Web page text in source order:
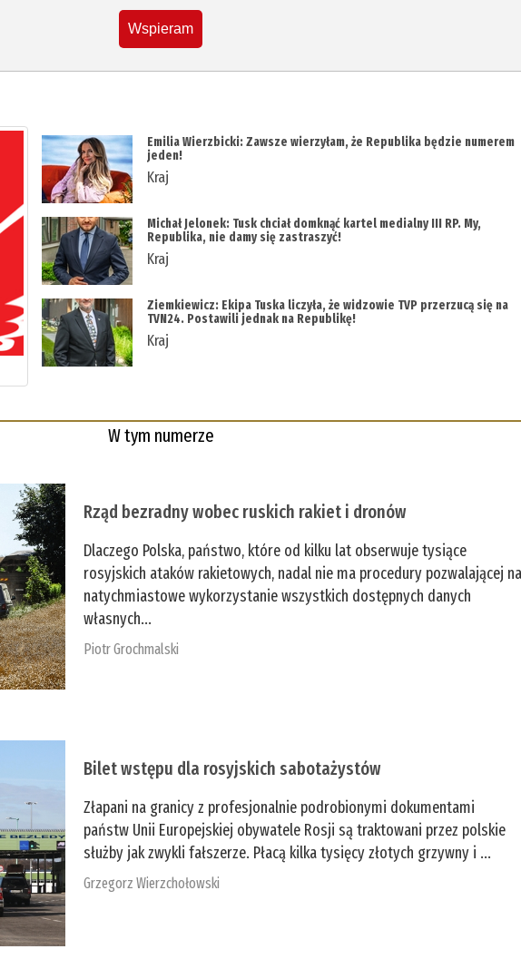
Wspieram
Emilia Wierzbicki: Zawsze wierzyłam, że Republika będzie numerem
jeden!
Kraj
Michał Jelonek: Tusk chciał domknąć kartel medialny III RP. My,
Republika, nie damy się zastraszyć!
Kraj
Ziemkiewicz: Ekipa Tuska liczyła, że widzowie TVP przerzucą się na
TVN24. Postawili jednak na Republikę!
Kraj
W tym numerze
Rząd bezradny wobec ruskich rakiet i dronów
Dlaczego Polska, państwo, które od kilku lat obserwuje tysiące
rosyjskich ataków rakietowych, nadal nie ma procedury pozwalającej
natychmiastowe wykorzystanie wszystkich dostępnych danych
własnych...
Piotr Grochmalski
Bilet wstępu dla rosyjskich sabotażystów
Złapani na granicy z profesjonalnie podrobionymi dokumentami
państw Unii Europejskiej obywatele Rosji są traktowani przez polskie
służby jak zwykli fałszerze. Płacą kilka tysięcy złotych grzywny i ...
Grzegorz Wierzchołowski